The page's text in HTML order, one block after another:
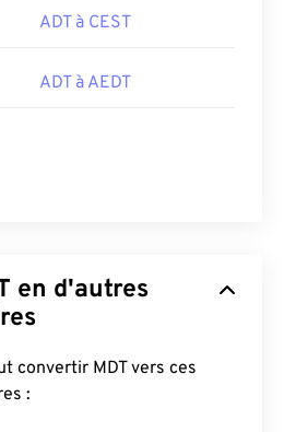
ADT à CEST
ADT à AEDT
en d'autres
convertir MDT vers ces
: